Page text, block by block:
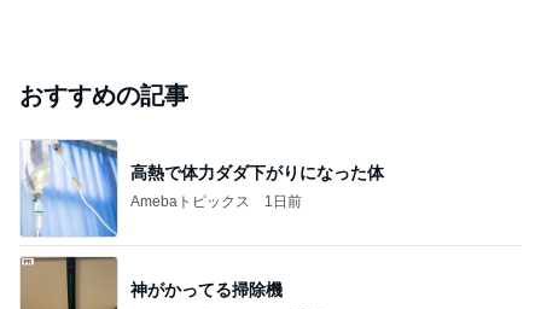
おすすめの記事
高熱で体力ダダ下がりになった体
Amebaトピックス 1日前
神がかってる掃除機